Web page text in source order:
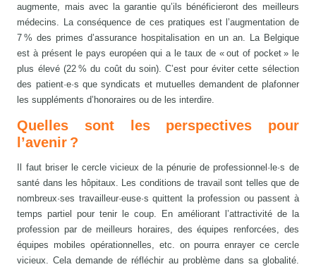
augmente, mais avec la garantie qu’ils bénéficieront des meilleurs
médecins. La conséquence de ces pratiques est l’augmentation de
7 % des primes d’assurance hospitalisation en un an. La Belgique
est à présent le pays européen qui a le taux de « out of pocket » le
plus élevé (22 % du coût du soin). C’est pour éviter cette sélection
des patient·e·s que syndicats et mutuelles demandent de plafonner
les suppléments d’honoraires ou de les interdire.
Quelles sont les perspectives pour
l’avenir ?
Il faut briser le cercle vicieux de la pénurie de professionnel·le·s de
santé dans les hôpitaux. Les conditions de travail sont telles que de
nombreux·ses travailleur·euse·s quittent la profession ou passent à
temps partiel pour tenir le coup. En améliorant l’attractivité de la
profession par de meilleurs horaires, des équipes renforcées, des
équipes mobiles opérationnelles, etc. on pourra enrayer ce cercle
vicieux. Cela demande de réfléchir au problème dans sa globalité.